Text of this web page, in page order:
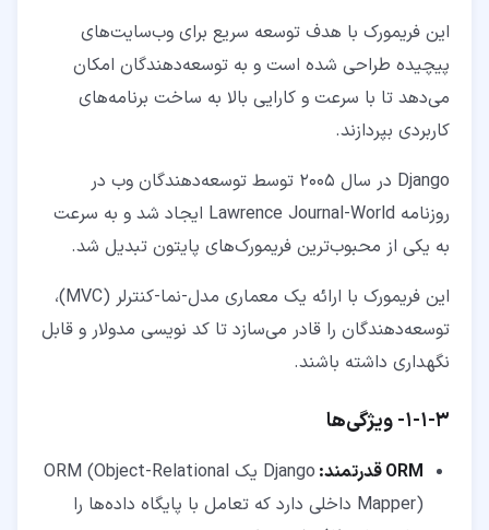
این فریمورک با هدف توسعه سریع برای وب‌سایت‌های
پیچیده طراحی شده است و به توسعه‌دهندگان امکان
می‌دهد تا با سرعت و کارایی بالا به ساخت برنامه‌های
کاربردی بپردازند.
Django در سال 2005 توسط توسعه‌دهندگان وب در
روزنامه Lawrence Journal-World ایجاد شد و به سرعت
به یکی از محبوب‌ترین فریمورک‌های پایتون تبدیل شد.
این فریمورک با ارائه یک معماری مدل-نما-کنترلر (MVC)،
توسعه‌دهندگان را قادر می‌سازد تا کد نویسی مدولار و قابل
نگهداری داشته باشند.
۳‏-‏۱‏-‏۱‏- ویژگی‌ها
ORMقدرتمند:
Django یک ORM (Object-Relational
Mapper) داخلی دارد که تعامل با پایگاه داده‌ها را